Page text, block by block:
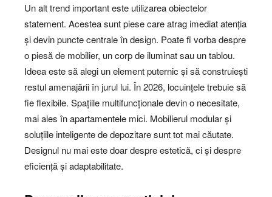
Un alt trend important este utilizarea obiectelor
statement. Acestea sunt piese care atrag imediat atenția
și devin puncte centrale în design. Poate fi vorba despre
o piesă de mobilier, un corp de iluminat sau un tablou.
Ideea este să alegi un element puternic și să construiești
restul amenajării în jurul lui. În 2026, locuințele trebuie să
fie flexibile. Spațiile multifuncționale devin o necesitate,
mai ales în apartamentele mici. Mobilierul modular și
soluțiile inteligente de depozitare sunt tot mai căutate.
Designul nu mai este doar despre estetică, ci și despre
eficiență și adaptabilitate.